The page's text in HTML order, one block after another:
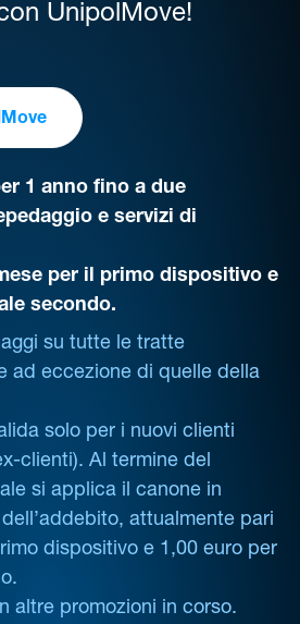
UnipolMove!
1 anno fino a due
e servizi di
per il primo dispositivo e
secondo.
su tutte le tratte
ad eccezione di quelle della
solo per i nuovi clienti
clienti). Al termine del
si applica il canone in
attualmente pari
dispositivo e 1,00 euro per
altre promozioni in corso.